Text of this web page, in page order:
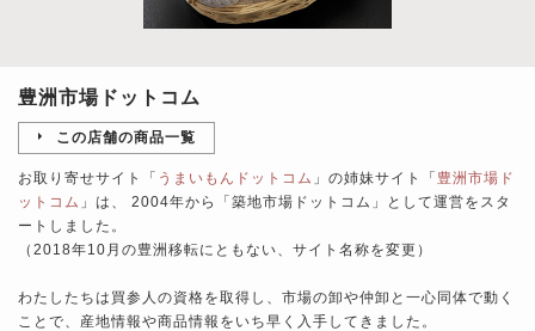
豊洲市場ドットコム
この店舗の商品一覧
お取り寄せサイト「 うまいもんドットコム 」の姉妹サイト「 豊洲市場ド
ットコム 」は、 2004年から「築地市場ドットコム」として運営をスタ
ートしました。
（2018年10月の豊洲移転にともない、サイト名称を変更）
わたしたちは買参人の資格を取得し、市場の卸や仲卸と一心同体で動く
ことで、産地情報や商品情報をいち早く入手してきました。